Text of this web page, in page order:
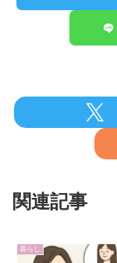
関連記事
暮らし